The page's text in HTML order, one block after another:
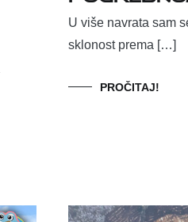
U više navrata sam
sklonost prema […]
PROČITAJ!